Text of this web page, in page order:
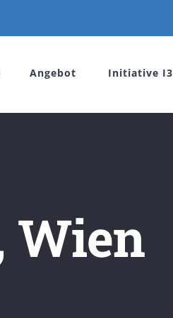
Angebot Initiative I3
Wien